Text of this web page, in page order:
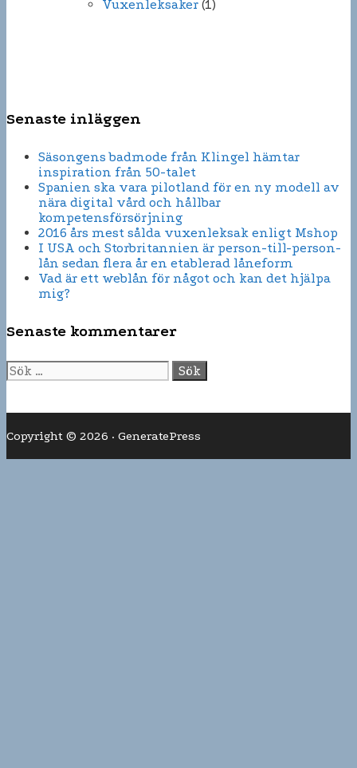
Vuxenleksaker (1)
Senaste inläggen
Säsongens badmode från Klingel hämtar
inspiration från 50-talet
Spanien ska vara pilotland för en ny modell av
nära digital vård och hållbar
kompetensförsörjning
2016 års mest sålda vuxenleksak enligt Mshop
I USA och Storbritannien är person-till-person-
lån sedan flera år en etablerad låneform
Vad är ett weblån för något och kan det hjälpa
mig?
Senaste kommentarer
Sök
efter:
Copyright © 2026 · GeneratePress